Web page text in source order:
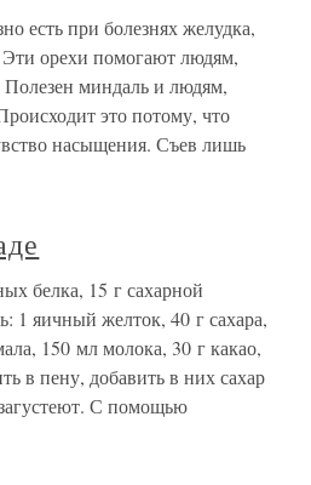
есть при болезнях желудка,
орехи помогают людям,
миндаль и людям,
это потому, что
насыщения. Съев лишь
белка, 15 г сахарной
1 яичный желток, 40 г сахара,
150 мл молока, 30 г какао,
в пену, добавить в них сахар
С помощью